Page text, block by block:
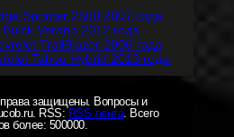
защищены. Вопросы и
RSS: RSS лента. Всего
более: 500000.